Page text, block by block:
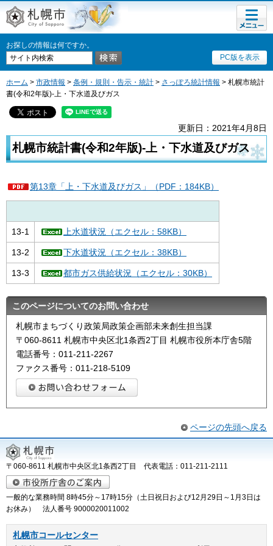
札幌市
お探しの情報は何ですか。
PC版を表示
メニュ
ー
ホーム > 市政情報 > 条例・規則・告示・統計 > さっぽろ統計情報 > 札幌市統計
書(令和2年版)-上・下水道及びガス
更新日：2021年4月8日
札幌市統計書(令和2年版)-上・下水道及びガス
第13章「上・下水道及びガス」（PDF：184KB）
13-1 上水道状況（エクセル：58KB）
13-2 下水道状況（エクセル：38KB）
13-3 都市ガス供給状況（エクセル：30KB）
このページについてのお問い合わせ
札幌市まちづくり政策局政策企画部未来創生担当課
〒060-8611 札幌市中央区北1条西2丁目 札幌市役所本庁舎5階
電話番号：011-211-2267
ファクス番号：011-218-5109
ページの先頭へ戻る
〒060-8611 札幌市中央区北1条西2丁目 代表電話：011-211-2111
一般的な業務時間 8時45分～17時15分（土日祝日および12月29日～1月3日は
お休み） 法人番号 9000020011002
札幌市コールセンター